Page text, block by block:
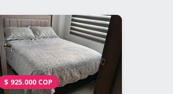
$ 925.000 COP